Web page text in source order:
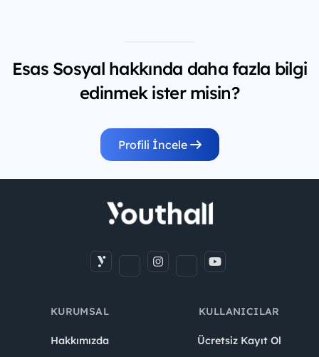
Esas Sosyal hakkında daha fazla bilgi
edinmek ister misin?
Profili İncele
KURUMSAL
Hakkımızda
KULLANICILAR
Ücretsiz Kayıt Ol